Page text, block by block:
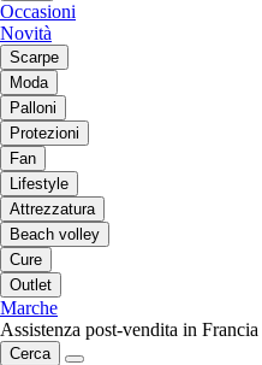
Occasioni
Novità
Scarpe
Moda
Palloni
Protezioni
Fan
Lifestyle
Attrezzatura
Beach volley
Cure
Outlet
Marche
Assistenza post-vendita in Francia
Cerca